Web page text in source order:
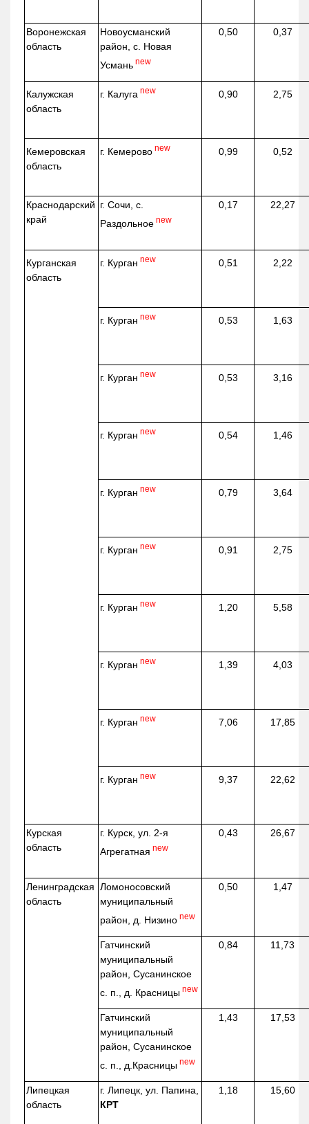
Воронежская
область
Новоусманский
район, с. Новая
Усмань new
0,50 0,37
Калужская
область
г. Калуга new 0,90 2,75
Кемеровская
область
г. Кемерово new 0,99 0,52
Краснодарский
край
г. Сочи, с.
Раздольное new
0,17 22,27
Курганская
область
г. Курган new 0,51 2,22
г. Курган new 0,53 1,63
г. Курган new 0,53 3,16
г. Курган new 0,54 1,46
г. Курган new 0,79 3,64
г. Курган new 0,91 2,75
г. Курган new 1,20 5,58
г. Курган new 1,39 4,03
г. Курган new 7,06 17,85
г. Курган new 9,37 22,62
Курская
область
г. Курск, ул. 2-я
Агрегатная new
0,43 26,67
Ленинградская
область
Ломоносовский
муниципальный
район, д. Низино new
0,50 1,47
Гатчинский
муниципальный
район, Сусанинское
с. п., д. Красницы new
0,84 11,73
Гатчинский
муниципальный
район, Сусанинское
с. п., д.Красницы new
1,43 17,53
Липецкая
область
г. Липецк, ул. Папина,
КРТ
1,18 15,60